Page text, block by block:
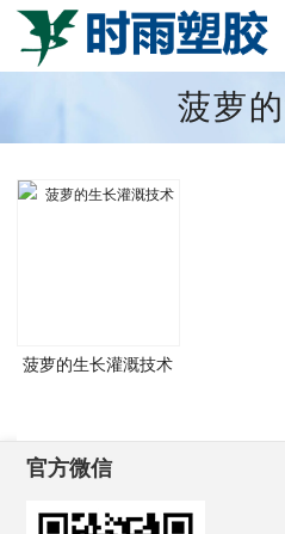
菠萝
菠萝的生长灌溉技术
官方微信